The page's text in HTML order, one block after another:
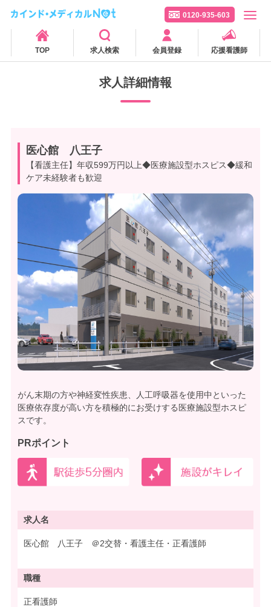
0120-935-603
TOP 求人検索 会員登録 応援看護師
求人詳細情報
医心館 八王子
【看護主任】年収599万円以上◆医療施設型ホスピス◆緩和
ケア未経験者も歓迎
がん末期の方や神経変性疾患、人工呼吸器を使用中といった
医療依存度が高い方を積極的にお受けする医療施設型ホスピ
スです。
PRポイント
求人名
医心館 八王子 ＠2交替・看護主任・正看護師
職種
正看護師